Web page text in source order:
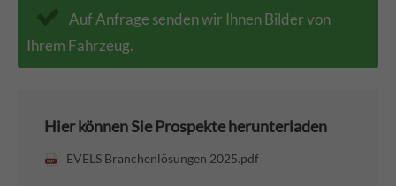
Auf Anfrage senden wir Ihnen Bilder von
Ihrem Fahrzeug.
Hier können Sie Prospekte herunterladen
EVELS Branchenlösungen 2025.pdf